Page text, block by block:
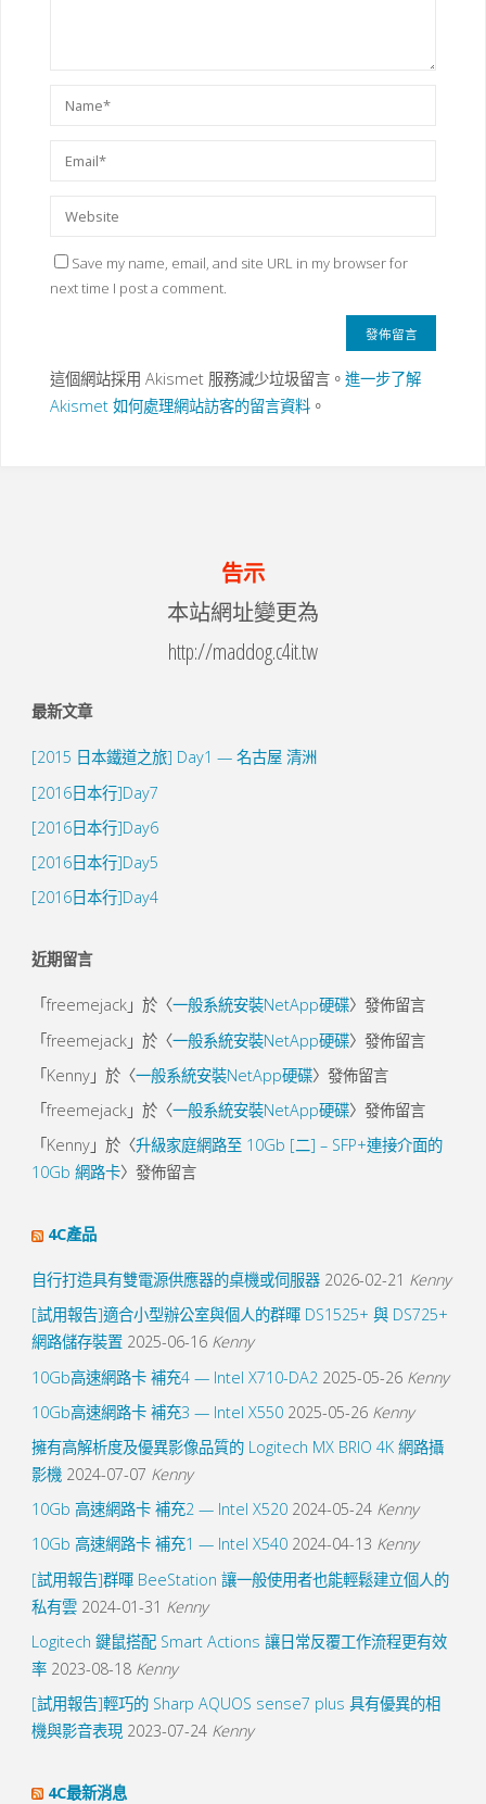
Save my name, email, and site URL in my browser for
next time I post a comment.
這個網站採用 Akismet 服務減少垃圾留言。 進一步了解
Akismet 如何處理網站訪客的留言資料。
告示
本站網址變更為
http://maddog.c4it.tw
最新文章
[2015 日本鐵道之旅] Day1 — 名古屋 清洲
[2016日本行]Day7
[2016日本行]Day6
[2016日本行]Day5
[2016日本行]Day4
近期留言
「freemejack」於〈一般系統安裝NetApp硬碟〉發佈留言
「freemejack」於〈一般系統安裝NetApp硬碟〉發佈留言
「Kenny」於〈一般系統安裝NetApp硬碟〉發佈留言
「freemejack」於〈一般系統安裝NetApp硬碟〉發佈留言
「Kenny」於〈升級家庭網路至 10Gb [二] – SFP+連接介面的
10Gb 網路卡〉發佈留言
4C產品
自行打造具有雙電源供應器的桌機或伺服器 2026-02-21 Kenny
[試用報告]適合小型辦公室與個人的群暉 DS1525+ 與 DS725+
網路儲存裝置 2025-06-16 Kenny
10Gb高速網路卡 補充4 — Intel X710-DA2 2025-05-26 Kenny
10Gb高速網路卡 補充3 — Intel X550 2025-05-26 Kenny
擁有高解析度及優異影像品質的 Logitech MX BRIO 4K 網路攝
影機 2024-07-07 Kenny
10Gb 高速網路卡 補充2 — Intel X520 2024-05-24 Kenny
10Gb 高速網路卡 補充1 — Intel X540 2024-04-13 Kenny
[試用報告]群暉 BeeStation 讓一般使用者也能輕鬆建立個人的
私有雲 2024-01-31 Kenny
Logitech 鍵鼠搭配 Smart Actions 讓日常反覆工作流程更有效
率 2023-08-18 Kenny
[試用報告]輕巧的 Sharp AQUOS sense7 plus 具有優異的相
機與影音表現 2023-07-24 Kenny
4C最新消息